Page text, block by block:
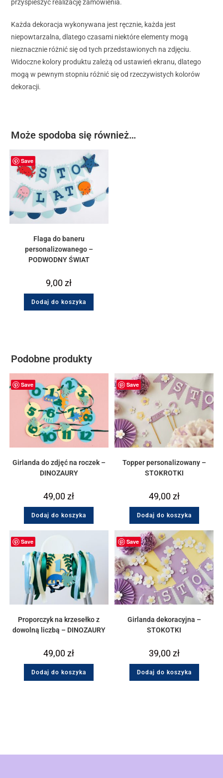
przyspieszyć realizację zamówienia.
Każda dekoracja wykonywana jest ręcznie, każda jest
niepowtarzalna, dlatego czasami niektóre elementy mogą
nieznacznie różnić się od tych przedstawionych na zdjęciu.
Widoczne kolory produktu zależą od ustawień ekranu, dlatego
mogą w pewnym stopniu różnić się od rzeczywistych kolorów
dekoracji.
Może spodoba się również…
Save
Flaga do baneru
personalizowanego –
PODWODNY ŚWIAT
9,00zł
Dodaj do koszyka
Podobne produkty
Save
Girlanda do zdjęć na roczek –
DINOZAURY
49,00zł
Dodaj do koszyka
Save
Topper personalizowany –
STOKROTKI
49,00zł
Dodaj do koszyka
Save
Proporczyk na krzesełko z
dowolną liczbą – DINOZAURY
49,00zł
Dodaj do koszyka
Save
Girlanda dekoracyjna –
STOKOTKI
39,00zł
Dodaj do koszyka